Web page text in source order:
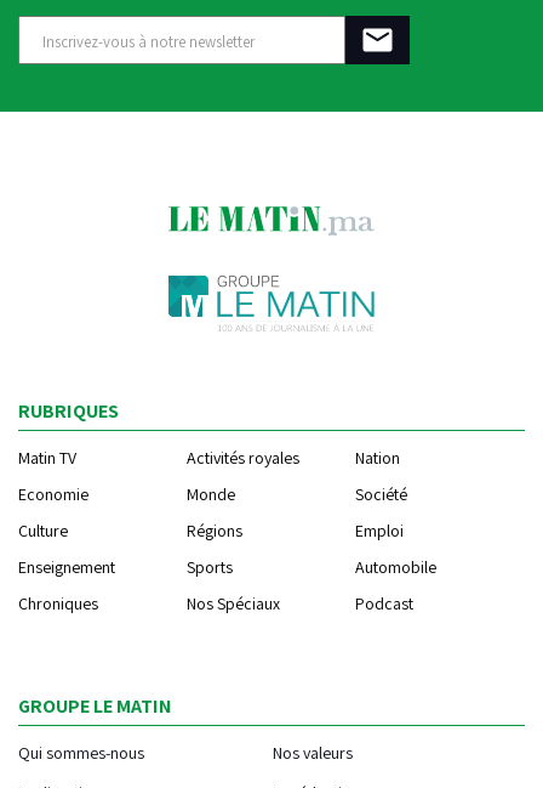
RUBRIQUES
Matin TV Activités royales
Nation
Economie
Monde
Société
Culture
Régions
Emploi
Enseignement
Sports
Automobile
Chroniques
Nos Spéciaux Podcast
GROUPE LE MATIN
Qui sommes-nous
Nos valeurs